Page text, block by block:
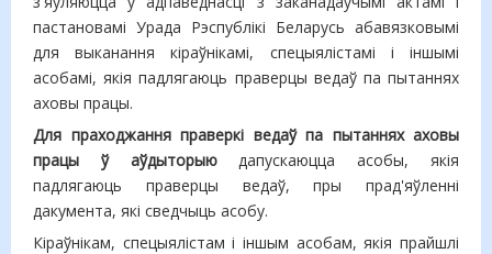
пастановамі Урада Рэспублікі Беларусь абавязковымі
для выканання кіраўнікамі, спецыялістамі і іншымі
асобамі, якія падлягаюць праверцы ведаў па пытаннях
аховы працы.
Для праходжання праверкі ведаў па пытаннях аховы
працы ў аўдыторыюдапускаюцца асобы, якія
падлягаюць праверцы ведаў, пры прад'яўленні
дакумента, які сведчыць асобу.
Кіраўнікам, спецыялістам і іншым асобам, якія прайшлі